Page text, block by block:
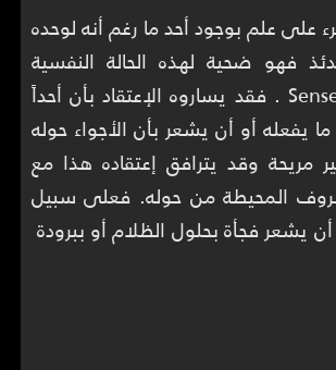
على علم بوجود أحد ما رغم أنه لوحده
فهو ضحية لهذه الحالة النفسية
Sense Of Presense . فقد يساروه الإعتقاد بأن أحداً
يفعله أو أن يشعر بأن الأجواء حوله
مريحة وقد يترافق إعتقاده هذا مع
المحيطة من حوله. فعلى سبيل
يشعر فجأة بحلول الظلام أو ببرودة